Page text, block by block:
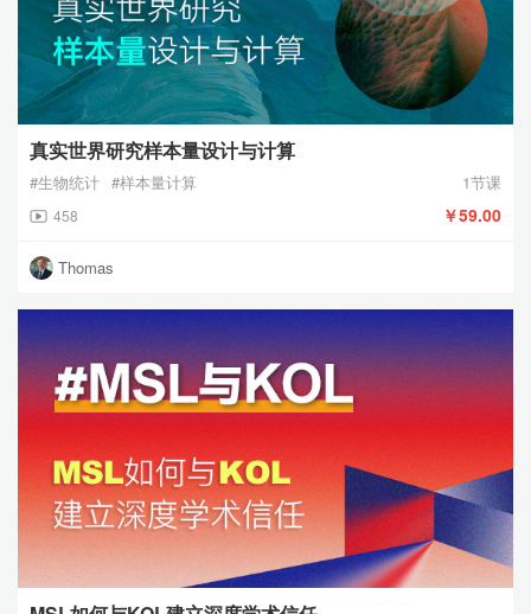
真实世界研究样本量设计与计算
#生物统计 #样本量计算 1节课
458 ￥59.00
Thomas